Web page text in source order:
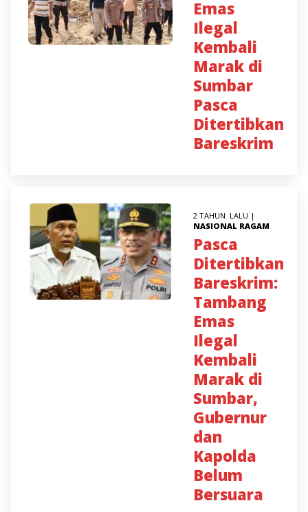
Emas
Ilegal
Kembali
Marak di
Sumbar
Pasca
Ditertibkan
Bareskrim
2 TAHUN LALU |
NASIONAL RAGAM
Pasca
Ditertibkan
Bareskrim:
Tambang
Emas
Ilegal
Kembali
Marak di
Sumbar,
Gubernur
dan
Kapolda
Belum
Bersuara